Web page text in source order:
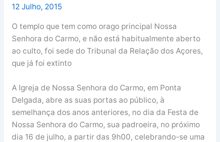
12 Julho, 2015
O templo que tem como orago principal Nossa
Senhora do Carmo, e não está habitualmente aberto
ao culto, foi sede do Tribunal da Relação dos Açores,
que já foi extinto
A Igreja de Nossa Senhora do Carmo, em Ponta
Delgada, abre as suas portas ao público, à
semelhança dos anos anteriores, no dia da Festa de
Nossa Senhora do Carmo, sua padroeira, no próximo
dia 16 de julho, a partir das 9h00, celebrando-se uma